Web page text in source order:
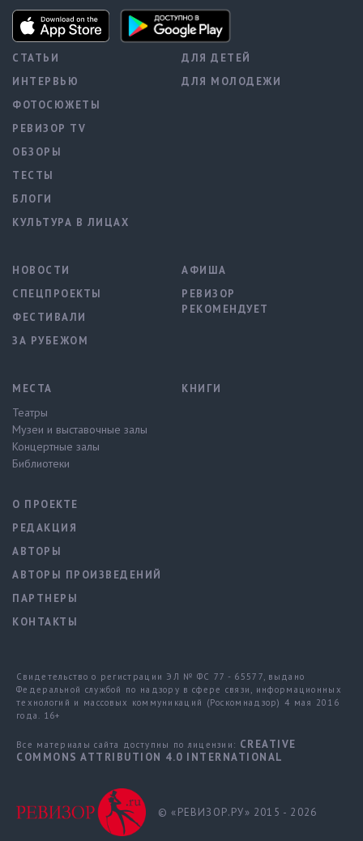
СТАТЬИ
ИНТЕРВЬЮ
ФОТОСЮЖЕТЫ
РЕВИЗОР TV
ОБЗОРЫ
ТЕСТЫ
БЛОГИ
КУЛЬТУРА В ЛИЦАХ
ДЛЯ ДЕТЕЙ
ДЛЯ МОЛОДЕЖИ
НОВОСТИ
СПЕЦПРОЕКТЫ
ФЕСТИВАЛИ
ЗА РУБЕЖОМ
АФИША
РЕВИЗОР
РЕКОМЕНДУЕТ
МЕСТА
Театры
Музеи и выставочные залы
Концертные залы
Библиотеки
КНИГИ
О ПРОЕКТЕ
РЕДАКЦИЯ
АВТОРЫ
АВТОРЫ ПРОИЗВЕДЕНИЙ
ПАРТНЕРЫ
КОНТАКТЫ
Свидетельство о регистрации ЭЛ № ФС 77 - 65577, выдано
Федеральной службой по надзору в сфере связи, информационных
технологий и массовых коммуникаций (Роскомнадзор) 4 мая 2016
года. 16+
Все материалы сайта доступны по лицензии: CREATIVE
COMMONS ATTRIBUTION 4.0 INTERNATIONAL
© «РЕВИЗОР.РУ» 2015 - 2026